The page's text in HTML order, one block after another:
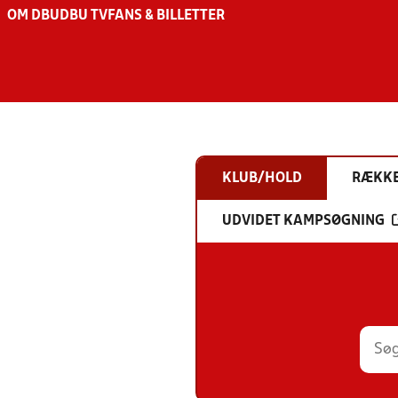
OM DBU DBU TV FANS & BILLETTER
KLUB/HOLD
UDVIDET KAMPSØGNING